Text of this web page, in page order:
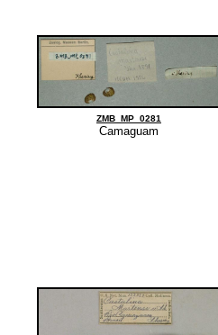
ZMB_MP_0281
Camaguam